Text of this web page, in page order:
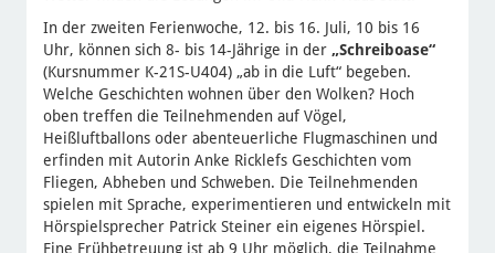
In der zweiten Ferienwoche, 12. bis 16. Juli, 10 bis 16
Uhr, können sich 8- bis 14-Jährige in der „Schreiboase“
(Kursnummer K-21S-U404) „ab in die Luft“ begeben.
Welche Geschichten wohnen über den Wolken? Hoch
oben treffen die Teilnehmenden auf Vögel,
Heißluftballons oder abenteuerliche Flugmaschinen und
erfinden mit Autorin Anke Ricklefs Geschichten vom
Fliegen, Abheben und Schweben. Die Teilnehmenden
spielen mit Sprache, experimentieren und entwickeln mit
Hörspielsprecher Patrick Steiner ein eigenes Hörspiel.
Eine Frühbetreuung ist ab 9 Uhr möglich, die Teilnahme